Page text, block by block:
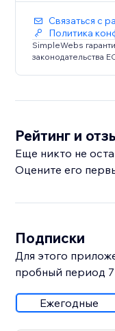
Связаться с
Политика
SimpleWebs
законодательства
Рейтинг и
Еще никто не
Оцените его
Подписки
Для этого
пробный период 7
Ежегодные